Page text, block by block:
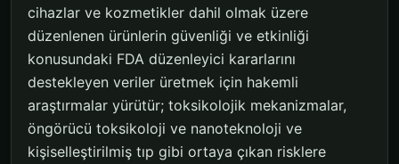
cihazlar ve kozmetikler dahil olmak üzere
düzenlenen ürünlerin güvenliği ve etkinliği
konusundaki FDA düzenleyici kararlarını
destekleyen veriler üretmek için hakemli
araştırmalar yürütür; toksikolojik mekanizmalar,
öngörücü toksikoloji ve nanoteknoloji ve
kişiselleştirilmiş tıp gibi ortaya çıkan risklere